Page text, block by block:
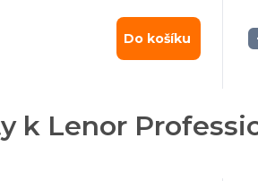
Do košíku
k Lenor